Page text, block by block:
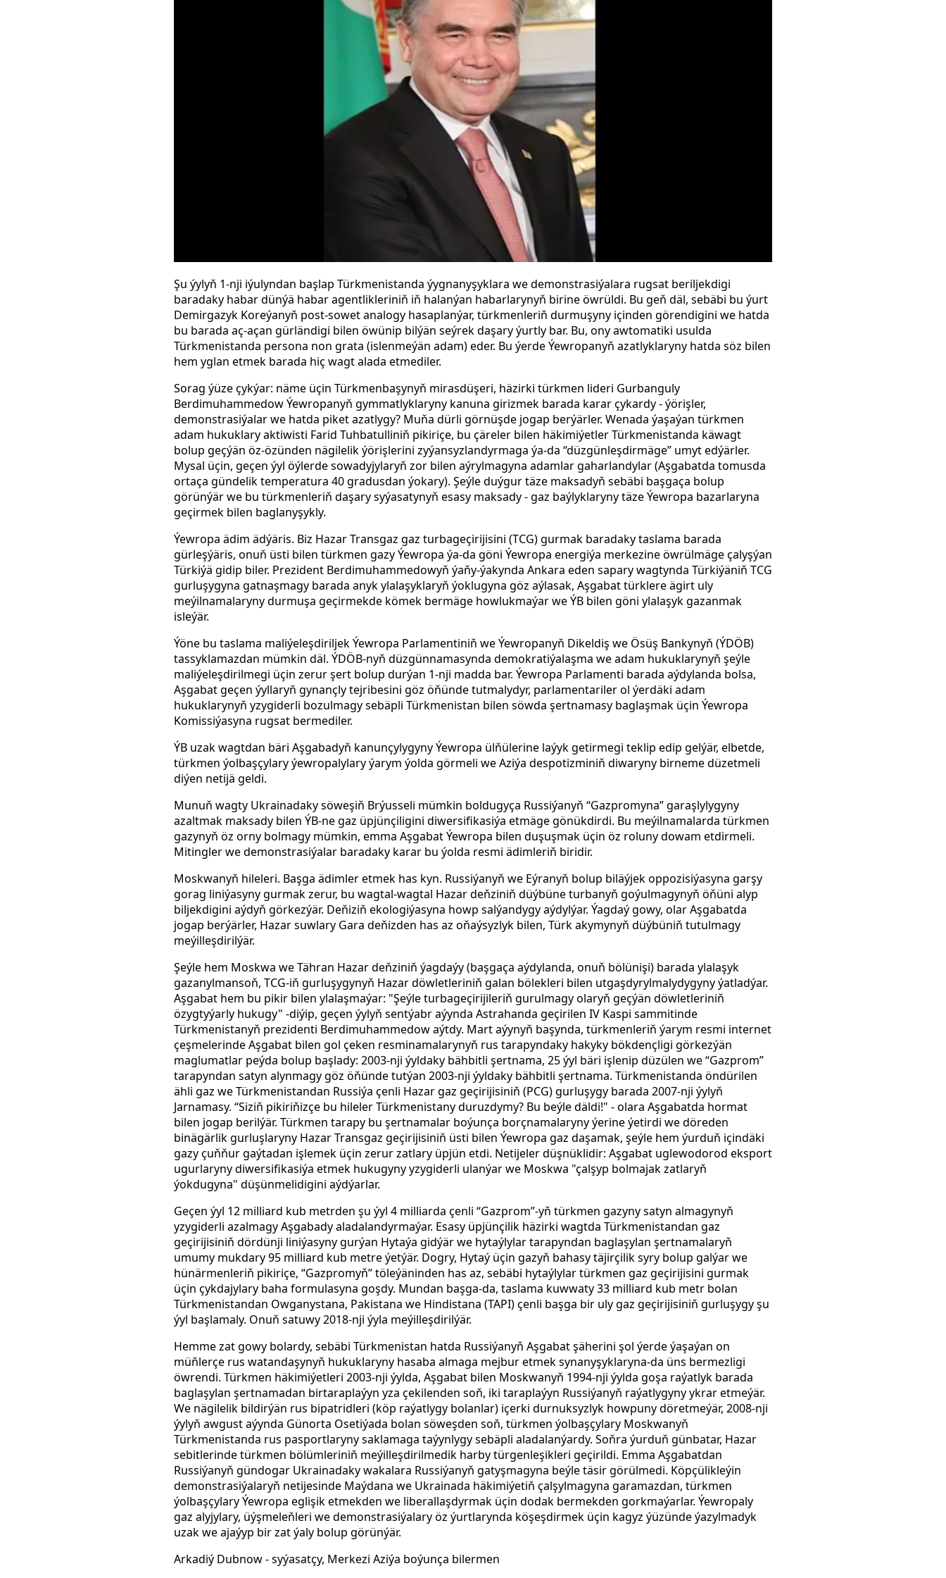
Şu ýylyň 1-nji iýulyndan başlap Türkmenistanda ýygnanyşyklara we demonstrasiýalara rugsat beriljekdigi
baradaky habar dünýä habar agentlikleriniň iň halanýan habarlarynyň birine öwrüldi. Bu geň däl, sebäbi bu ýurt
Demirgazyk Koreýanyň post-sowet analogy hasaplanýar, türkmenleriň durmuşyny içinden görendigini we hatda
bu barada aç-açan gürländigi bilen öwünip bilýän seýrek daşary ýurtly bar. Bu, ony awtomatiki usulda
Türkmenistanda persona non grata (islenmeýän adam) eder. Bu ýerde Ýewropanyň azatlyklaryny hatda söz bilen
hem yglan etmek barada hiç wagt alada etmediler.
Sorag ýüze çykýar: näme üçin Türkmenbaşynyň mirasdüşeri, häzirki türkmen lideri Gurbanguly
Berdimuhammedow Ýewropanyň gymmatlyklaryny kanuna girizmek barada karar çykardy - ýörişler,
demonstrasiýalar we hatda piket azatlygy? Muňa dürli görnüşde jogap berýärler. Wenada ýaşaýan türkmen
adam hukuklary aktiwisti Farid Tuhbatulliniň pikiriçe, bu çäreler bilen häkimiýetler Türkmenistanda käwagt
bolup geçýän öz-özünden nägilelik ýörişlerini zyýansyzlandyrmaga ýa-da “düzgünleşdirmäge” umyt edýärler.
Mysal üçin, geçen ýyl öýlerde sowadyjylaryň zor bilen aýrylmagyna adamlar gaharlandylar (Aşgabatda tomusda
ortaça gündelik temperatura 40 gradusdan ýokary). Şeýle duýgur täze maksadyň sebäbi başgaça bolup
görünýär we bu türkmenleriň daşary syýasatynyň esasy maksady - gaz baýlyklaryny täze Ýewropa bazarlaryna
geçirmek bilen baglanyşykly.
Ýewropa ädim ädýäris. Biz Hazar Transgaz gaz turbageçirijisini (TCG) gurmak baradaky taslama barada
gürleşýäris, onuň üsti bilen türkmen gazy Ýewropa ýa-da göni Ýewropa energiýa merkezine öwrülmäge çalyşýan
Türkiýä gidip biler. Prezident Berdimuhammedowyň ýaňy-ýakynda Ankara eden sapary wagtynda Türkiýäniň TCG
gurluşygyna gatnaşmagy barada anyk ylalaşyklaryň ýoklugyna göz aýlasak, Aşgabat türklere ägirt uly
meýilnamalaryny durmuşa geçirmekde kömek bermäge howlukmaýar we ÝB bilen göni ylalaşyk gazanmak
isleýär.
Ýöne bu taslama maliýeleşdiriljek Ýewropa Parlamentiniň we Ýewropanyň Dikeldiş we Ösüş Bankynyň (ÝDÖB)
tassyklamazdan mümkin däl. ÝDÖB-nyň düzgünnamasynda demokratiýalaşma we adam hukuklarynyň şeýle
maliýeleşdirilmegi üçin zerur şert bolup durýan 1-nji madda bar. Ýewropa Parlamenti barada aýdylanda bolsa,
Aşgabat geçen ýyllaryň gynançly tejribesini göz öňünde tutmalydyr, parlamentariler ol ýerdäki adam
hukuklarynyň yzygiderli bozulmagy sebäpli Türkmenistan bilen söwda şertnamasy baglaşmak üçin Ýewropa
Komissiýasyna rugsat bermediler.
ÝB uzak wagtdan bäri Aşgabadyň kanunçylygyny Ýewropa ülňülerine laýyk getirmegi teklip edip gelýär, elbetde,
türkmen ýolbaşçylary ýewropalylary ýarym ýolda görmeli we Aziýa despotizminiň diwaryny birneme düzetmeli
diýen netijä geldi.
Munuň wagty Ukrainadaky söweşiň Brýusseli mümkin boldugyça Russiýanyň “Gazpromyna” garaşlylygyny
azaltmak maksady bilen ÝB-ne gaz üpjünçiligini diwersifikasiýa etmäge gönükdirdi. Bu meýilnamalarda türkmen
gazynyň öz orny bolmagy mümkin, emma Aşgabat Ýewropa bilen duşuşmak üçin öz roluny dowam etdirmeli.
Mitingler we demonstrasiýalar baradaky karar bu ýolda resmi ädimleriň biridir.
Moskwanyň hileleri. Başga ädimler etmek has kyn. Russiýanyň we Eýranyň bolup biläýjek oppozisiýasyna garşy
gorag liniýasyny gurmak zerur, bu wagtal-wagtal Hazar deňziniň düýbüne turbanyň goýulmagynyň öňüni alyp
biljekdigini aýdyň görkezýär. Deňiziň ekologiýasyna howp salýandygy aýdylýar. Ýagdaý gowy, olar Aşgabatda
jogap berýärler, Hazar suwlary Gara deňizden has az oňaýsyzlyk bilen, Türk akymynyň düýbüniň tutulmagy
meýilleşdirilýär.
Şeýle hem Moskwa we Tähran Hazar deňziniň ýagdaýy (başgaça aýdylanda, onuň bölünişi) barada ylalaşyk
gazanylmansoň, TCG-iň gurluşygynyň Hazar döwletleriniň galan bölekleri bilen utgaşdyrylmalydygyny ýatladýar.
Aşgabat hem bu pikir bilen ylalaşmaýar: "Şeýle turbageçirijileriň gurulmagy olaryň geçýän döwletleriniň
özygtyýarly hukugy" -diýip, geçen ýylyň sentýabr aýynda Astrahanda geçirilen IV Kaspi sammitinde
Türkmenistanyň prezidenti Berdimuhammedow aýtdy. Mart aýynyň başynda, türkmenleriň ýarym resmi internet
çeşmelerinde Aşgabat bilen gol çeken resminamalarynyň rus tarapyndaky hakyky bökdençligi görkezýän
maglumatlar peýda bolup başlady: 2003-nji ýyldaky bähbitli şertnama, 25 ýyl bäri işlenip düzülen we “Gazprom”
tarapyndan satyn alynmagy göz öňünde tutýan 2003-nji ýyldaky bähbitli şertnama. Türkmenistanda öndürilen
ähli gaz we Türkmenistandan Russiýa çenli Hazar gaz geçirijisiniň (PCG) gurluşygy barada 2007-nji ýylyň
Jarnamasy. “Siziň pikiriňizçe bu hileler Türkmenistany duruzdymy? Bu beýle däldi!" - olara Aşgabatda hormat
bilen jogap berilýär. Türkmen tarapy bu şertnamalar boýunça borçnamalaryny ýerine ýetirdi we döreden
binägärlik gurluşlaryny Hazar Transgaz geçirijisiniň üsti bilen Ýewropa gaz daşamak, şeýle hem ýurduň içindäki
gazy çuňňur gaýtadan işlemek üçin zerur zatlary üpjün etdi. Netijeler düşnüklidir: Aşgabat uglewodorod eksport
ugurlaryny diwersifikasiýa etmek hukugyny yzygiderli ulanýar we Moskwa "çalşyp bolmajak zatlaryň
ýokdugyna" düşünmelidigini aýdýarlar.
Geçen ýyl 12 milliard kub metrden şu ýyl 4 milliarda çenli “Gazprom”-yň türkmen gazyny satyn almagynyň
yzygiderli azalmagy Aşgabady aladalandyrmaýar. Esasy üpjünçilik häzirki wagtda Türkmenistandan gaz
geçirijisiniň dördünji liniýasyny gurýan Hytaýa gidýär we hytaýlylar tarapyndan baglaşylan şertnamalaryň
umumy mukdary 95 milliard kub metre ýetýär. Dogry, Hytaý üçin gazyň bahasy täjirçilik syry bolup galýar we
hünärmenleriň pikiriçe, “Gazpromyň” töleýäninden has az, sebäbi hytaýlylar türkmen gaz geçirijisini gurmak
üçin çykdajylary baha formulasyna goşdy. Mundan başga-da, taslama kuwwaty 33 milliard kub metr bolan
Türkmenistandan Owganystana, Pakistana we Hindistana (TAPI) çenli başga bir uly gaz geçirijisiniň gurluşygy şu
ýyl başlamaly. Onuň satuwy 2018-nji ýyla meýilleşdirilýär.
Hemme zat gowy bolardy, sebäbi Türkmenistan hatda Russiýanyň Aşgabat şäherini şol ýerde ýaşaýan on
müňlerçe rus watandaşynyň hukuklaryny hasaba almaga mejbur etmek synanyşyklaryna-da üns bermezligi
öwrendi. Türkmen häkimiýetleri 2003-nji ýylda, Aşgabat bilen Moskwanyň 1994-nji ýylda goşa raýatlyk barada
baglaşylan şertnamadan birtaraplaýyn yza çekilenden soň, iki taraplaýyn Russiýanyň raýatlygyny ykrar etmeýär.
We nägilelik bildirýän rus bipatridleri (köp raýatlygy bolanlar) içerki durnuksyzlyk howpuny döretmeýär, 2008-nji
ýylyň awgust aýynda Günorta Osetiýada bolan söweşden soň, türkmen ýolbaşçylary Moskwanyň
Türkmenistanda rus pasportlaryny saklamaga taýynlygy sebäpli aladalanýardy. Soňra ýurduň günbatar, Hazar
sebitlerinde türkmen bölümleriniň meýilleşdirilmedik harby türgenleşikleri geçirildi. Emma Aşgabatdan
Russiýanyň gündogar Ukrainadaky wakalara Russiýanyň gatyşmagyna beýle täsir görülmedi. Köpçülikleýin
demonstrasiýalaryň netijesinde Maýdana we Ukrainada häkimiýetiň çalşylmagyna garamazdan, türkmen
ýolbaşçylary Ýewropa eglişik etmekden we liberallaşdyrmak üçin dodak bermekden gorkmaýarlar. Ýewropaly
gaz alyjylary, üýşmeleňleri we demonstrasiýalary öz ýurtlarynda köşeşdirmek üçin kagyz ýüzünde ýazylmadyk
uzak we ajaýyp bir zat ýaly bolup görünýär.
Arkadiý Dubnow - syýasatçy, Merkezi Aziýa boýunça bilermen